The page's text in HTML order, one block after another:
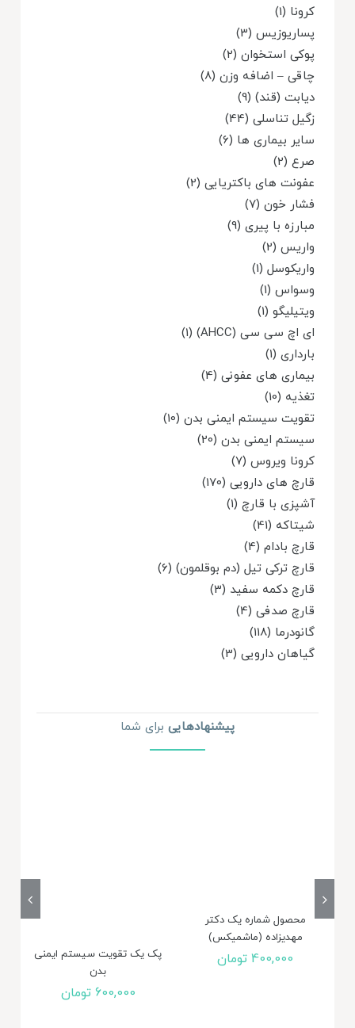
کرونا (1)
پساریوزیس (3)
پوکی استخوان (2)
چاقی – اضافه وزن (8)
دیابت (قند) (9)
زگیل تناسلی (44)
سایر بیماری ها (6)
صرع (2)
عفونت های باکتریایی (2)
فشار خون (7)
مبارزه با پیری (9)
واریس (2)
واریکوسل (1)
وسواس (1)
ویتیلیگو (1)
ای اچ سی سی (AHCC) (1)
بارداری (1)
بیماری های عفونی (4)
تغذیه (10)
تقویت سیستم ایمنی بدن (10)
سیستم ایمنی بدن (20)
کرونا ویروس (7)
قارچ های دارویی (170)
آشپزی با قارچ (1)
شیتاکه (41)
قارچ بادام (4)
قارچ ترکی تیل (دم بوقلمون) (6)
قارچ دکمه سفید (3)
قارچ صدفی (4)
گانودرما (118)
گیاهان دارویی (3)
پیشنهاد‌هایی برای شما
محصول شماره یک دکتر
مهدیزاده (ماشمیکس)
400,000 تومان
پک یک تقویت سیستم ایمنی
بدن
600,000 تومان